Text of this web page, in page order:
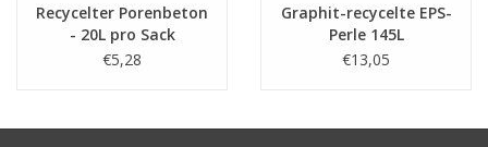
Benodigde hoeveelheid
Berechnen Sie hier schnell und einfach, wie viele Korken
Spezifikationen
Recycelter Porenbeton
- 20L pro Sack
€5,28
Graphit-recycelte EPS-
Perle 145L
€13,05